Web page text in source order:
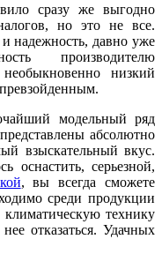
сразу же выгодно
но это не все.
надежность, давно уже
производителю
низкий
модельный ряд
абсолютно
взыскательный вкус.
оснастить, серьезной,
, вы всегда сможете
среди продукции
технику
отказаться. Удачных